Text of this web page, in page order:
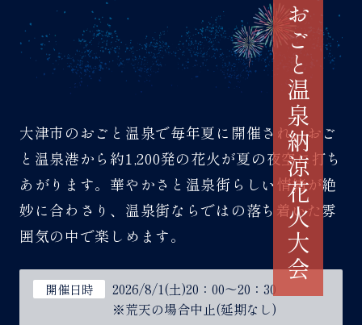
おごと温泉納涼花火大会
大津市のおごと温泉で毎年夏に開催され、おご
と温泉港から約1,200発の花火が夏の夜空に打ち
あがります。華やかさと温泉街らしい情緒が絶
妙に合わさり、温泉街ならではの落ち着いた雰
囲気の中で楽しめます。
開催日時
2026/8/1(土)20：00～20：30
※荒天の場合中止(延期なし)